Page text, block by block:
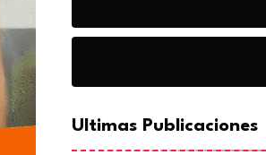
Ultimas Publicaciones